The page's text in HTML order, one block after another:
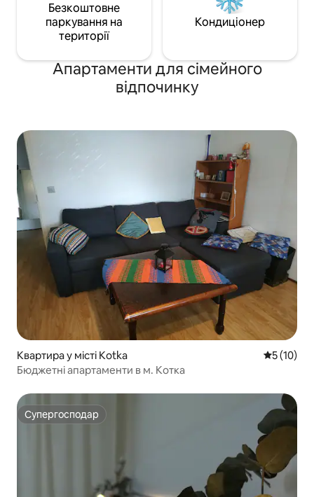
Безкоштовне
паркування на
території
Кондиціонер
Апартаменти для сімейного
відпочинку
Квартира у місті Kotka Середня
5 (10)
Бюджетні апартаменти в м. Котка
Супергосподар
Супергосподар